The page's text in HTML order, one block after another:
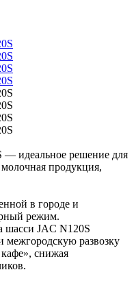
— идеальное решение для
продукция,
в городе и
режим.
шасси JAC N120S
межгородскую развозку
снижая